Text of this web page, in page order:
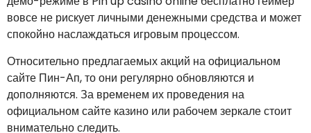
вовсе не рискует личными денежными средства и может
спокойно наслаждаться игровым процессом.
Относительно предлагаемых акций на официальном
сайте Пин-Ап, то они регулярно обновляются и
дополняются. За временем их проведения на
официальном сайте казино или рабочем зеркале стоит
внимательно следить.